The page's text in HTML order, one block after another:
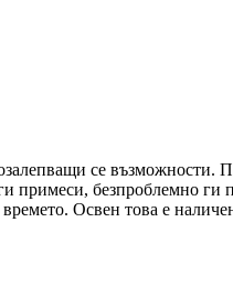
се възможности.
примеси, безпроблемно ги
Освен това е